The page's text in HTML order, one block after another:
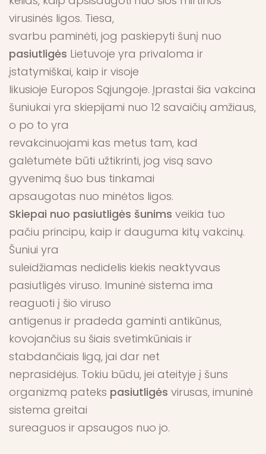
virusinės ligos. Tiesa,
svarbu paminėti, jog paskiepyti šunį nuo
pasiutligės Lietuvoje yra privaloma ir
įstatymiškai, kaip ir visoje
likusioje Europos Sąjungoje. Įprastai šia vakcina
šuniukai yra skiepijami nuo 12 savaičių amžiaus,
o po to yra
revakcinuojami kas metus tam, kad
galėtumėte būti užtikrinti, jog visą savo
gyvenimą šuo bus tinkamai
apsaugotas nuo minėtos ligos.
Skiepai nuo pasiutligės šunims veikia tuo
pačiu principu, kaip ir dauguma kitų vakcinų.
Šuniui yra
suleidžiamas nedidelis kiekis neaktyvaus
pasiutligės viruso. Imuninė sistema ima
reaguoti į šio viruso
antigenus ir pradeda gaminti antikūnus,
kovojančius su šiais svetimkūniais ir
stabdančiais ligą, jai dar net
neprasidėjus. Tokiu būdu, jei ateityje į šuns
organizmą pateks pasiutligės virusas, imuninė
sistema greitai
sureaguos ir apsaugos nuo jo.